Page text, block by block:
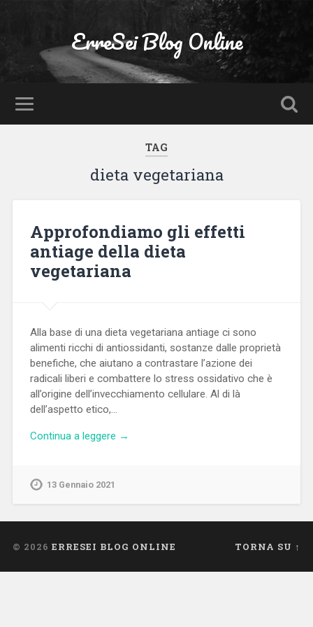
ErreSei Blog Online
TAG
dieta vegetariana
Approfondiamo gli effetti
antiage della dieta
vegetariana
Alla base di una dieta vegetariana antiage ci sono
alimenti ricchi di antiossidanti, sostanze dalle proprietà
benefiche, che aiutano a contrastare l’azione dei
radicali liberi e combattere lo stress ossidativo che è
all’origine dell’invecchiamento cellulare. Al di là
dell’aspetto etico,…
Continua a leggere →
13 Gennaio 2021
© 2026 ERRESEI BLOG ONLINE TORNA SU ↑